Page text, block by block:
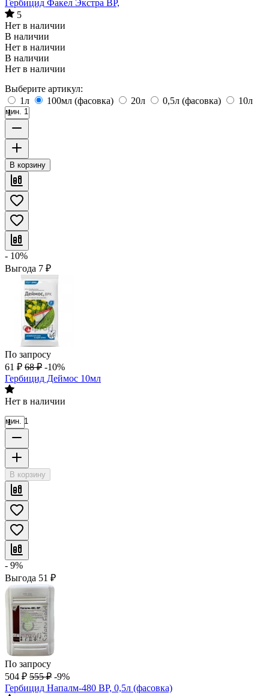
Гербицид Факел Экстра ВР,
5
Нет в наличии
В наличии
Нет в наличии
В наличии
Нет в наличии
Выберите артикул:
1л
100мл (фасовка) 20л 0,5л (фасовка) 10л
мин. 1
В корзину
- 10%
Выгода 7 ₽
По запросу
61 ₽ 68 ₽ -10%
Гербицид Деймос 10мл
Нет в наличии
мин. 1
В корзину
- 9%
Выгода 51 ₽
По запросу
504 ₽ 555 ₽ -9%
Гербицид Напалм-480 ВР, 0,5л (фасовка)